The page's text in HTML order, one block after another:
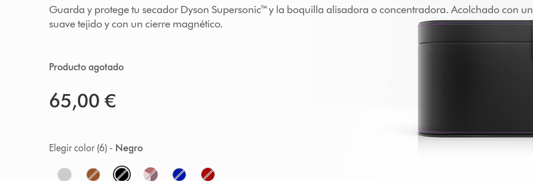
Guarda y protege tu secador Dyson Supersonic™ y la boquilla alisadora o concentradora. Acolchado con un
suave tejido y con un cierre magnético.
Producto agotado
65,00 €
Negro
Elegir color (6) -
O